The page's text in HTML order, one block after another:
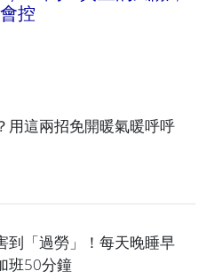
控
用這兩招免開暖氣暖呼呼
到「過勞」！每天晚睡早
班50分鐘